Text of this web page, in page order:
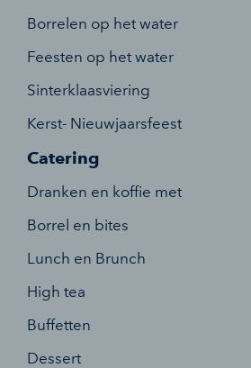
Borrelen op het water
Feesten op het water
Sinterklaasviering
Kerst- Nieuwjaarsfeest
Catering
Dranken en koffie met
Borrel en bites
Lunch en Brunch
High tea
Buffetten
Dessert